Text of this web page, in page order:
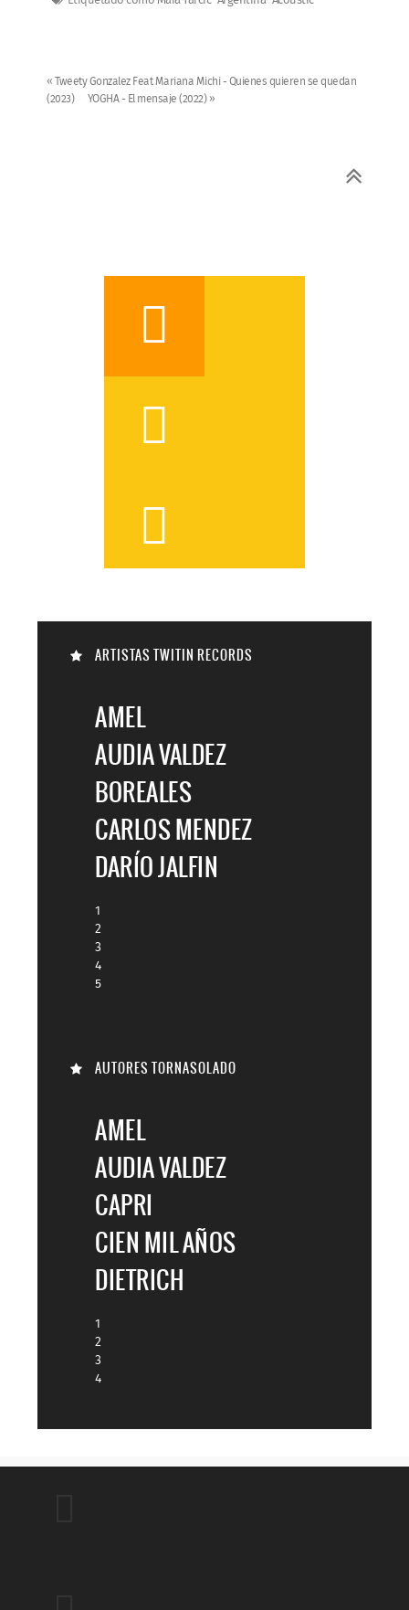
« Tweety Gonzalez Feat Mariana Michi - Quienes quieren se quedan
(2023)
YOGHA - El mensaje (2022) »





ARTISTAS TWITIN RECORDS
AMEL
AUDIA VALDEZ
BOREALES
CARLOS MENDEZ
DARÍO JALFIN
1
2
3
4
5
AUTORES TORNASOLADO
AMEL
AUDIA VALDEZ
CAPRI
CIEN MIL AÑOS
DIETRICH
1
2
3
4